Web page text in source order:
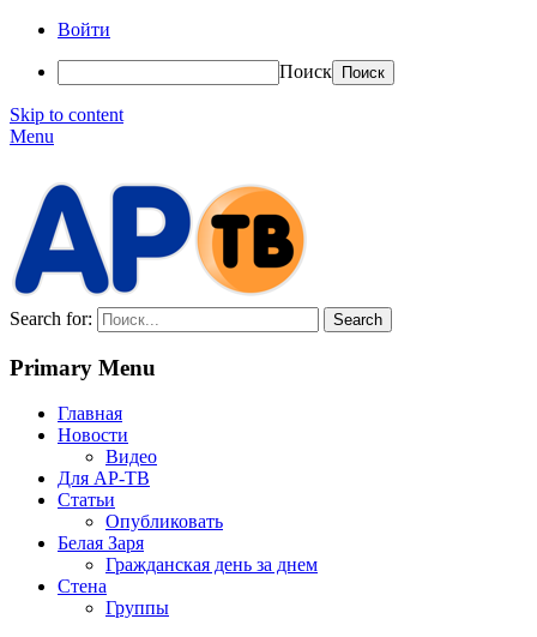
Войти
Поиск
Skip to content
Menu
Search for:
Primary Menu
Главная
Новости
Видео
Для АР-ТВ
Статьи
Опубликовать
Белая Заря
Гражданская день за днем
Стена
Группы